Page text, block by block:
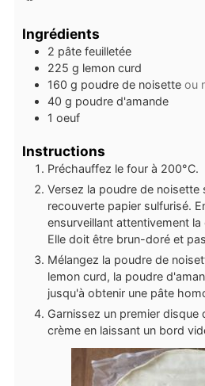
Ingrédients
2 pâte feuilletée
225 g lemon curd
160 g poudre de noisette ou
40 g poudre d'amande
1 oeuf
Instructions
Préchauffez le four à 200°C.
Versez la poudre de noisette
recouverte papier sulfurisé.
ensurveillant attentivement
Elle doit être brun-doré et
Mélangez la poudre de
lemon curd, la poudre
jusqu'à obtenir une pâte
Garnissez un premier disque
crème en laissant un bord